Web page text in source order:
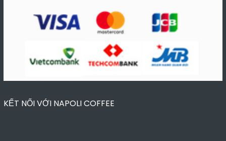
KẾT NỐI VỚI NAPOLI COFFEE